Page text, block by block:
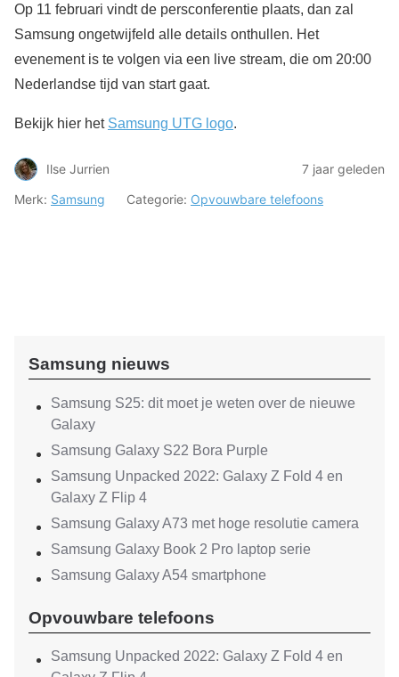
Op 11 februari vindt de persconferentie plaats, dan zal
Samsung ongetwijfeld alle details onthullen. Het
evenement is te volgen via een live stream, die om 20:00
Nederlandse tijd van start gaat.
Bekijk hier het Samsung UTG logo.
Ilse Jurrien
7 jaar geleden
Merk: Samsung Categorie: Opvouwbare telefoons
Samsung nieuws
Samsung S25: dit moet je weten over de nieuwe
Galaxy
Samsung Galaxy S22 Bora Purple
Samsung Unpacked 2022: Galaxy Z Fold 4 en
Galaxy Z Flip 4
Samsung Galaxy A73 met hoge resolutie camera
Samsung Galaxy Book 2 Pro laptop serie
Samsung Galaxy A54 smartphone
Opvouwbare telefoons
Samsung Unpacked 2022: Galaxy Z Fold 4 en